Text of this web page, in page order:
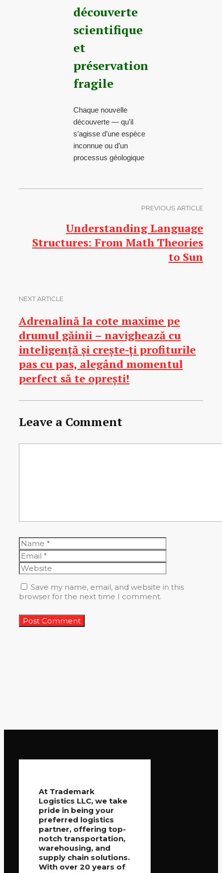
découverte
scientifique
et
préservation
fragile
Chaque nouvelle
découverte — qu’il
s’agisse d’une espèce
inconnue ou d’un
processus géologique
PREVIOUS ARTICLE
Understanding Language
Structures: From Math Theories
to Sun
NEXT ARTICLE
Adrenalină la cote maxime pe
drumul găinii – navighează cu
inteligență și crește-ți profiturile
pas cu pas, alegând momentul
perfect să te oprești!
Leave a Comment
Name
Save my name, email, and website in this
browser for the next time I comment.
At Trademark
Logistics LLC, we take
pride in being your
preferred logistics
partner, offering top-
notch transportation,
warehousing, and
supply chain solutions.
With over 20 years of